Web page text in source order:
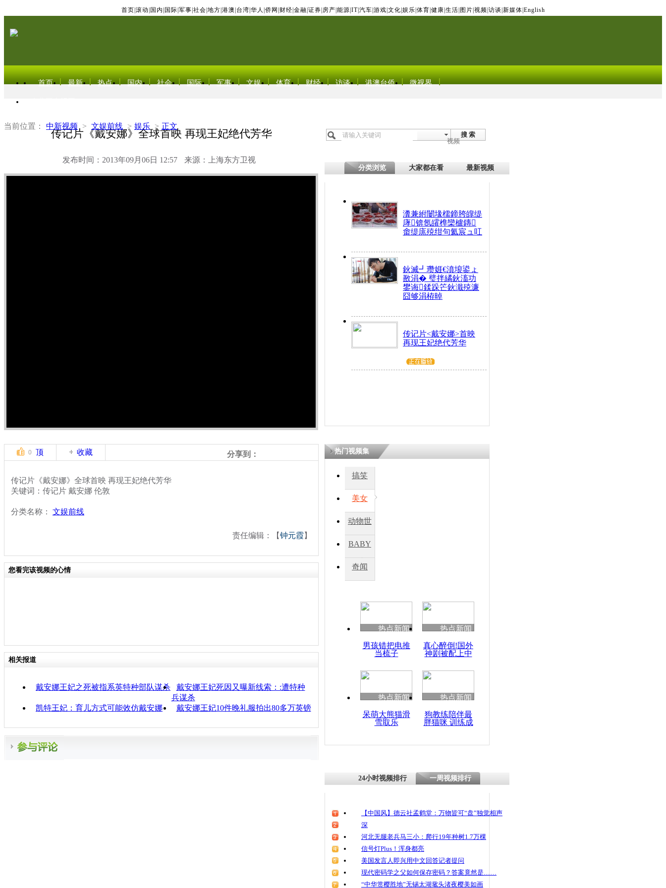
首页 滚动 国内 国际 军事 社会 地方 港澳 台湾 华人 侨网 财经 金融 证券 房产 能源 IT| 汽车 游戏 文化 娱乐 体育 健康 生活 图片 视频 访谈 新媒体 English
首页 最新 热点 国内 社会 国际 军事 文娱 体育 财经 访谈 港澳台侨 微视界
当前位置： 中新视频 > 文娱前线 > 娱乐 > 正文
传记片《戴安娜》全球首映 再现王妃绝代芳华
发布时间：2013年09月06日 12:57 来源：上海东方卫视
搜 索
视频
分类浏览 大家都在看 最新视频
瀵兼紨闄堟檽鍗胯皥缇
庨锛氬皬榫欒櫨鏄
畬缇庣殑绀句氦宸ュ叿
鈥滅┛瓒娾€濆埌鍙ょ
敾涓� 璧拌繘鈥滀功
鐢诲鍒跺笀鈥濈殑濂
囧够涓栫晫
传记片<戴安娜>首映
再现王妃绝代芳华
0 顶 收藏 分享到：
传记片《戴安娜》全球首映 再现王妃绝代芳华
关键词：传记片 戴安娜 伦敦
分类名称： 文娱前线
责任编辑：【钟元霞 】
您看完该视频的心情
相关报道
戴安娜王妃之死被指系英特种部队谋杀
戴安娜王妃死因又曝新线索：:遭特种
兵谋杀
凯特王妃：育儿方式可能效仿戴安娜
戴安娜王妃10件晚礼服拍出80多万英镑
热门视频集
搞笑
美女
动物世
BABY
秀
奇闻
热点新闻
男孩错把电推
当梳子
热点新闻
真心醉倒!国外
神剧被配上中
热点新闻
呆萌大熊猫滑
雪取乐
热点新闻
狗教练陪伴最
胖猫咪 训练成
24小时视频排行 一周视频排行
【中国风】德云社孟鹤堂：万物皆可“盘”独觉相声
深
河北无腿老兵马三小：爬行19年种树1.7万棵
信号灯Plus！浑身都亮
美国发言人即兴用中文回答记者提问
现代密码学之父如何保存密码？答案竟然是……
“中华赏樱胜地”无锡太湖鼋头渚夜樱美如画